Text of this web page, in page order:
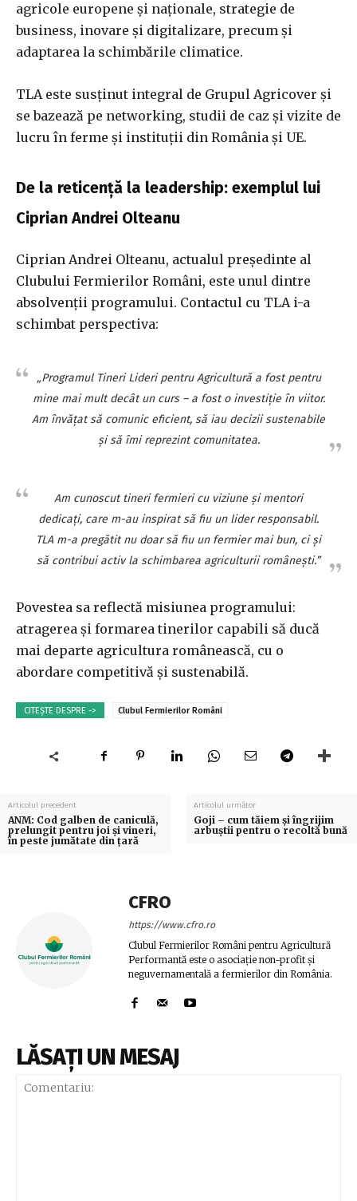
agricole europene și naționale, strategie de
business, inovare și digitalizare, precum și
adaptarea la schimbările climatice.
TLA este susținut integral de Grupul Agricover și
se bazează pe networking, studii de caz și vizite de
lucru în ferme și instituții din România și UE.
De la reticență la leadership: exemplul lui
Ciprian Andrei Olteanu
Ciprian Andrei Olteanu, actualul președinte al
Clubului Fermierilor Români, este unul dintre
absolvenții programului. Contactul cu TLA i-a
schimbat perspectiva:
„Programul Tineri Lideri pentru Agricultură a fost pentru
mine mai mult decât un curs – a fost o investiție în viitor.
Am învățat să comunic eficient, să iau decizii sustenabile
și să îmi reprezint comunitatea.
Am cunoscut tineri fermieri cu viziune și mentori
dedicați, care m-au inspirat să fiu un lider responsabil.
TLA m-a pregătit nu doar să fiu un fermier mai bun, ci și
să contribui activ la schimbarea agriculturii românești.”
Povestea sa reflectă misiunea programului:
atragerea și formarea tinerilor capabili să ducă
mai departe agricultura românească, cu o
abordare competitivă și sustenabilă.
CITEȘTE DESPRE -> Clubul Fermierilor Români
Articolul precedent
ANM: Cod galben de caniculă,
prelungit pentru joi şi vineri,
în peste jumătate din ţară
Articolul următor
Goji – cum tăiem și îngrijim
arbuștii pentru o recoltă bună
CFRO
https://www.cfro.ro
Clubul Fermierilor Români pentru Agricultură
Performantă este o asociaţie non-profit și
neguvernamentală a fermierilor din România.
LĂSAȚI UN MESAJ